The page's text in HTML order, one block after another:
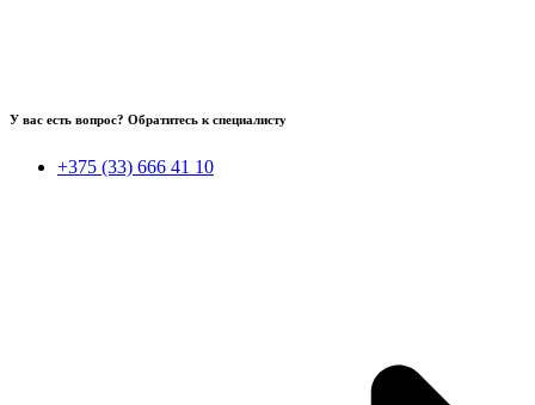
У вас есть вопрос? Обратитесь к специалисту
+375 (33) 666 41 10